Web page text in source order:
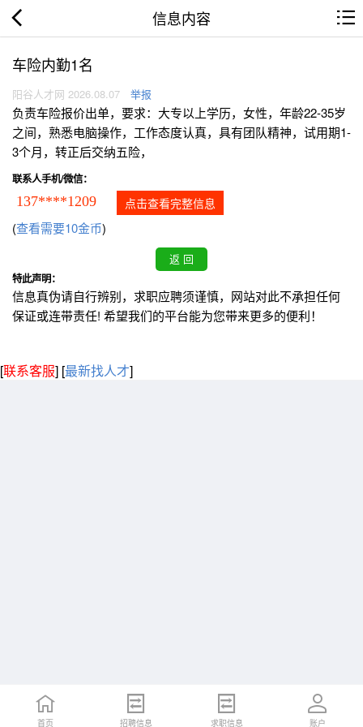
信息内容
车险内勤1名
阳谷人才网 2026.08.07 举报
负责车险报价出单，要求：大专以上学历，女性，年龄22-35岁
之间，熟悉电脑操作，工作态度认真，具有团队精神，试用期1-
3个月，转正后交纳五险，
联系人手机/微信：
137****1209 点击查看完整信息
(查看需要10金币)
特此声明：
信息真伪请自行辨别，求职应聘须谨慎，网站对此不承担任何
保证或连带责任! 希望我们的平台能为您带来更多的便利！
[联系客服] [最新找人才]
首页 招聘信息 求职信息 账户